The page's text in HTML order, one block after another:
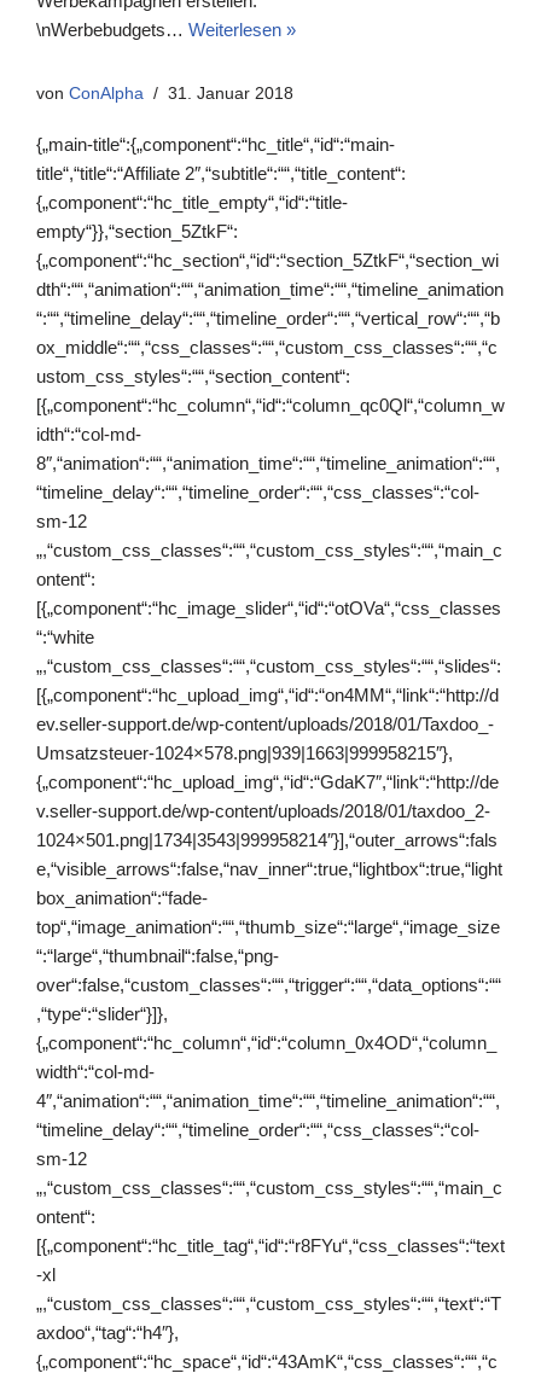
\nWerbebudgets… Weiterlesen »
von ConAlpha 31. Januar 2018
{„main-title“:{„component“:“hc_title“,“id“:“main-
title“,“title“:“Affiliate 2″,“subtitle“:““,“title_content“:
{„component“:“hc_title_empty“,“id“:“title-
empty“}},“section_5ZtkF“:
{„component“:“hc_section“,“id“:“section_5ZtkF“,“section_wi
dth“:““,“animation“:““,“animation_time“:““,“timeline_animation
“:““,“timeline_delay“:““,“timeline_order“:““,“vertical_row“:““,“b
ox_middle“:““,“css_classes“:““,“custom_css_classes“:““,“c
ustom_css_styles“:““,“section_content“:
[{„component“:“hc_column“,“id“:“column_qc0Ql“,“column_w
idth“:“col-md-
8″,“animation“:““,“animation_time“:““,“timeline_animation“:““,
“timeline_delay“:““,“timeline_order“:““,“css_classes“:“col-
sm-12
„,“custom_css_classes“:““,“custom_css_styles“:““,“main_c
ontent“:
[{„component“:“hc_image_slider“,“id“:“otOVa“,“css_classes
“:“white
„,“custom_css_classes“:““,“custom_css_styles“:““,“slides“:
[{„component“:“hc_upload_img“,“id“:“on4MM“,“link“:“http://d
ev.seller-support.de/wp-content/uploads/2018/01/Taxdoo_-
Umsatzsteuer-1024×578.png|939|1663|999958215″},
{„component“:“hc_upload_img“,“id“:“GdaK7″,“link“:“http://de
v.seller-support.de/wp-content/uploads/2018/01/taxdoo_2-
1024×501.png|1734|3543|999958214″}],“outer_arrows“:fals
e,“visible_arrows“:false,“nav_inner“:true,“lightbox“:true,“light
box_animation“:“fade-
top“,“image_animation“:““,“thumb_size“:“large“,“image_size
“:“large“,“thumbnail“:false,“png-
over“:false,“custom_classes“:““,“trigger“:““,“data_options“:““
,“type“:“slider“}]},
{„component“:“hc_column“,“id“:“column_0x4OD“,“column_
width“:“col-md-
4″,“animation“:““,“animation_time“:““,“timeline_animation“:““,
“timeline_delay“:““,“timeline_order“:““,“css_classes“:“col-
sm-12
„,“custom_css_classes“:““,“custom_css_styles“:““,“main_c
ontent“:
[{„component“:“hc_title_tag“,“id“:“r8FYu“,“css_classes“:“text
-xl
„,“custom_css_classes“:““,“custom_css_styles“:““,“text“:“T
axdoo“,“tag“:“h4″},
{„component“:“hc_space“,“id“:“43AmK“,“css_classes“:““,“c